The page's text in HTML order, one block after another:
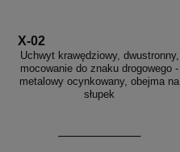
X-02
Uchwyt krawędziowy, dwustronny,
mocowanie do znaku drogowego -
metalowy ocynkowany, obejma na
słupek